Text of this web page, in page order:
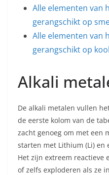
Alle elementen van
gerangschikt op
Alle elementen van
gerangschikt op
Alkali
De alkali metalen vullen
de eerste kolom van de
zacht genoeg om met een
starten met Lithium (Li) en
Het zijn extreem reactieve
of zelfs exploderen als ze